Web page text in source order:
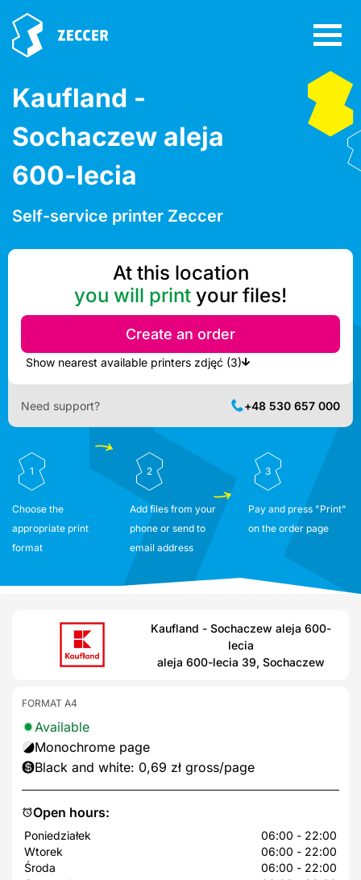
Kaufland -
Sochaczew aleja
600-lecia
Self-service printer Zeccer
At this location
you will print your files!
Create an order
Show nearest available printers zdjęć (3)
Need support? +48 530 657 000
1
Choose the
appropriate print
format
2
Add files from your
phone or send to
email address
3
Pay and press "Print"
on the order page
Kaufland - Sochaczew aleja 600-
lecia
aleja 600-lecia 39, Sochaczew
Open hours:
Poniedziałek
06:00 - 22:00
Wtorek
06:00 - 22:00
Środa
06:00 - 22:00
FORMAT A4
Available
Monochrome page
Black and white: 0,69 zł gross/page